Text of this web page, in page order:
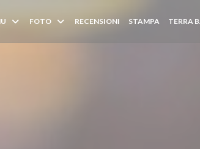
FOTO RECENSIONI STAMPA TERRA